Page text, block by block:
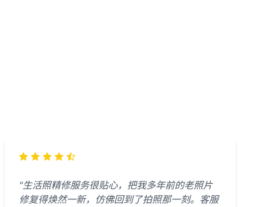
"生活照精修服务很贴心，把我多年前的老照片
修复得焕然一新，仿佛回到了拍照那一刻。客服